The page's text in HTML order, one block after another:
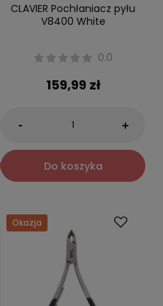
CLAVIER Pochłaniacz pyłu
V8400 White
0.0
159,99 zł
- +
Do koszyka
Okazja